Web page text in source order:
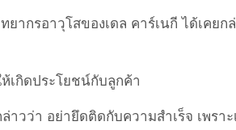
ากรอาวุโสของเดล คาร์เนกี ได้เค
เกิดประโยชน์กับลูกค้า
วว่า อย่ายึดติดกับความสำเร็จ เพรา